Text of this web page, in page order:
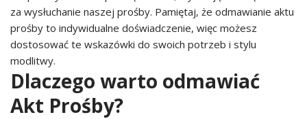
za wysłuchanie naszej prośby. Pamiętaj, że odmawianie aktu
prośby to indywidualne doświadczenie, więc możesz
dostosować te wskazówki do swoich potrzeb i stylu
modlitwy.
Dlaczego warto odmawiać
Akt Prośby?